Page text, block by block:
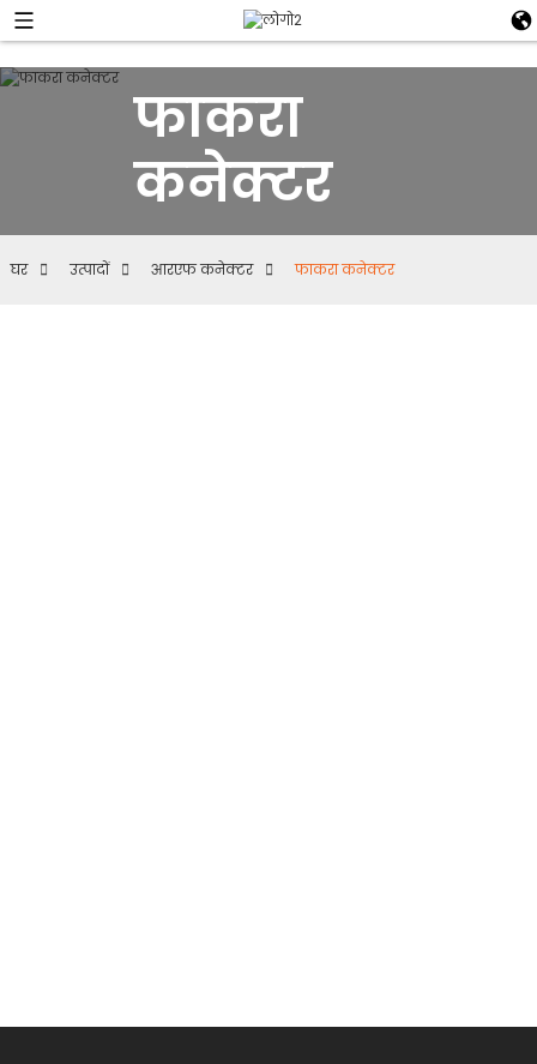
फाकरा
कनेक्टर
घर उत्पादों आरएफ कनेक्टर फाकरा कनेक्टर